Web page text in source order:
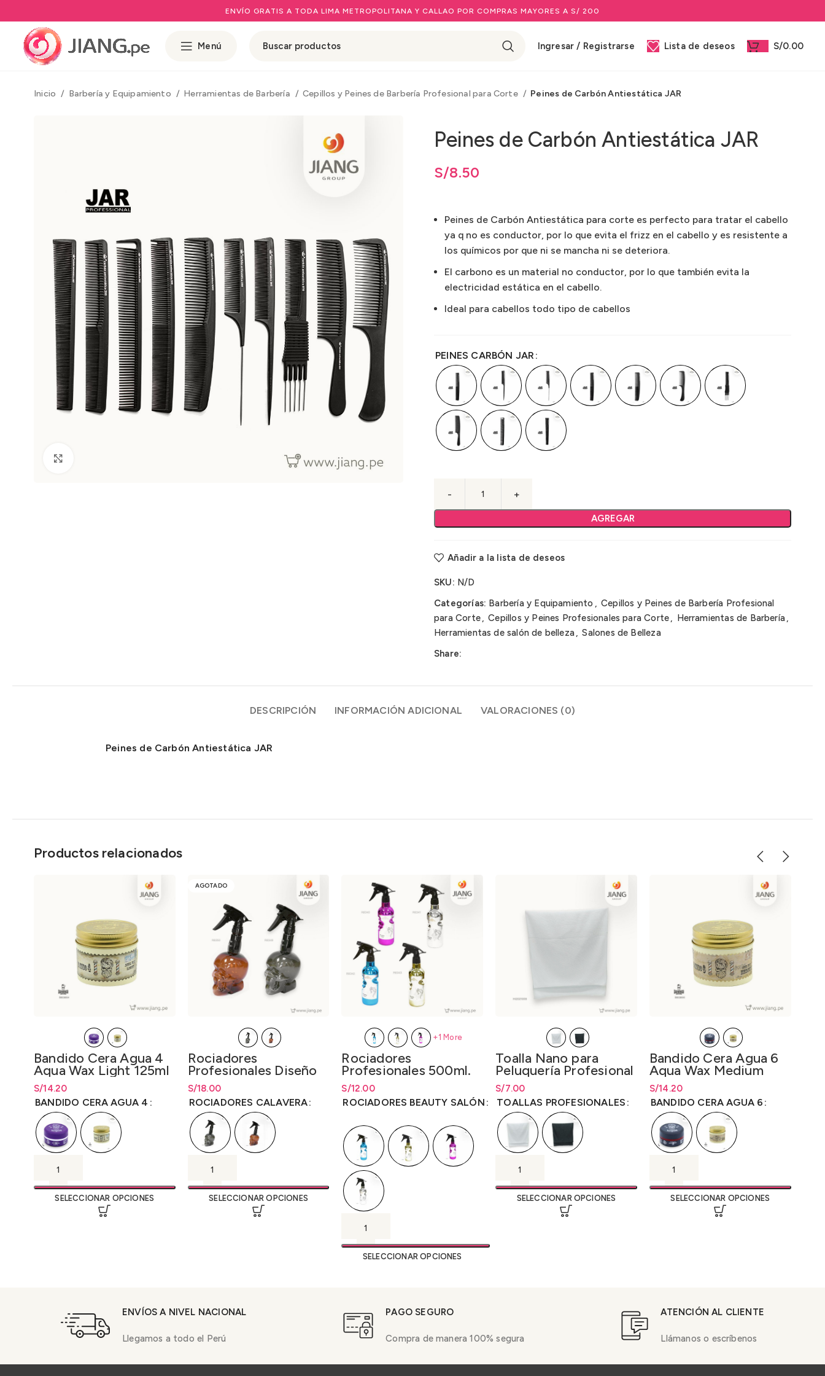
ENVÍO GRATIS A TODA LIMA METROPOLITANA Y CALLAO POR COMPRAS MAYORES A S/ 200
Menú Ingresar / Registrarse Lista de deseos S/0.00
Inicio Barbería y Equipamiento Herramientas de Barbería Cepillos y Peines de Barbería Profesional para Corte Peines de Carbón Antiestática JAR
Peines de Carbón Antiestática JAR
S/8.50
Rango de precios: desdeS/ S/8.50
Peines de Carbón Antiestática para corte es perfecto para tratar el cabello
ya q no es conductor, por lo que evita el frizz en el cabello y es resistente a
los químicos por que ni se mancha ni se deteriora.
El carbono es un material no conductor, por lo que también evita la
electricidad estática en el cabello.
Ideal para cabellos todo tipo de cabellos
PEINES CARBÓN JAR
AGREGAR
Añadir a la lista de deseos
SKU: N/D
Categorías: Barbería y Equipamiento , Cepillos y Peines de Barbería Profesional
para Corte, Cepillos y Peines Profesionales para Corte, Herramientas de Barbería,
Herramientas de salón de belleza, Salones de Belleza
Share:
DESCRIPCIÓN INFORMACIÓN ADICIONAL VALORACIONES (0)
Peines de Carbón Antiestática JAR
Productos relacionados
Bandido Cera Agua 4
Aqua Wax Light 125ml
S/14.20
Rango de precios: desde
hastaS/14.20
BANDIDO CERA AGUA 4
SELECCIONAR OPCIONES
AGOTADO
Rociadores
Profesionales Diseño
Calavera 500ml.
S/18.00
Rango de precios: desde
hastaS/18.00
ROCIADORES CALAVERA
SELECCIONAR OPCIONES
Rociadores
Profesionales 500ml.
S/12.00
Rango de precios: desde
hastaS/12.00
ROCIADORES BEAUTY SALÓN
SELECCIONAR OPCIONES
+1 More
Toalla Nano para
Peluquería Profesional
S/7.00
Rango de precios: desde
hasta S/7.00
TOALLAS PROFESIONALES
SELECCIONAR OPCIONES
Bandido Cera Agua 6
Aqua Wax Medium
125ml
S/14.20
Rango de precios: desde
hastaS/14.20
BANDIDO CERA AGUA 6
SELECCIONAR OPCIONES
ENVÍOS A NIVEL NACIONAL
Llegamos a todo el Perú
PAGO SEGURO
Compra de manera 100% segura
ATENCIÓN AL CLIENTE
Llámanos o escríbenos